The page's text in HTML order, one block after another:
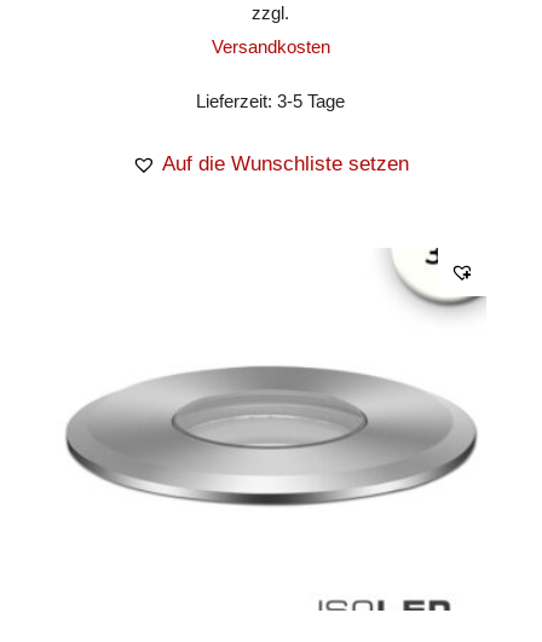
zzgl.
Versandkosten
Lieferzeit:3-5 Tage
Auf die Wunschliste setzen